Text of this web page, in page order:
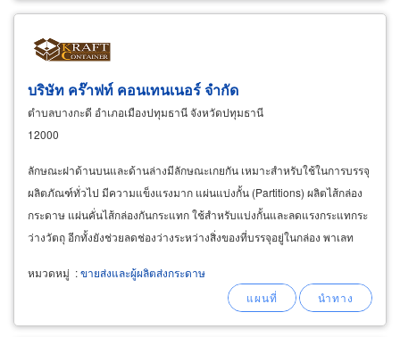
บริษัท คร๊าฟท์ คอนเทนเนอร์ จำกัด
ตำบลบางกะดี อำเภอเมืองปทุมธานี จังหวัดปทุมธานี
12000
ลักษณะฝาด้านบนและด้านล่างมีลักษณะเกยกัน เหมาะสำหรับใช้ในการบรรจุ
ผลิตภัณฑ์ทั่วไป มีความแข็งแรงมาก แผ่นแบ่งกั้น (Partitions) ผลิตไส้กล่อง
กระดาษ แผ่นคั่นไส้กล่องกันกระแทก ใช้สำหรับแบ่งกั้นและลดแรงกระแทกระ
ว่างวัตถุ อีกทั้งยังช่วยลดช่องว่างระหว่างสิ่งของที่บรรจุอยู่ในกล่อง พาเลท
หมวดหมู่ :ขายส่งและผู้ผลิตส่งกระดาษ